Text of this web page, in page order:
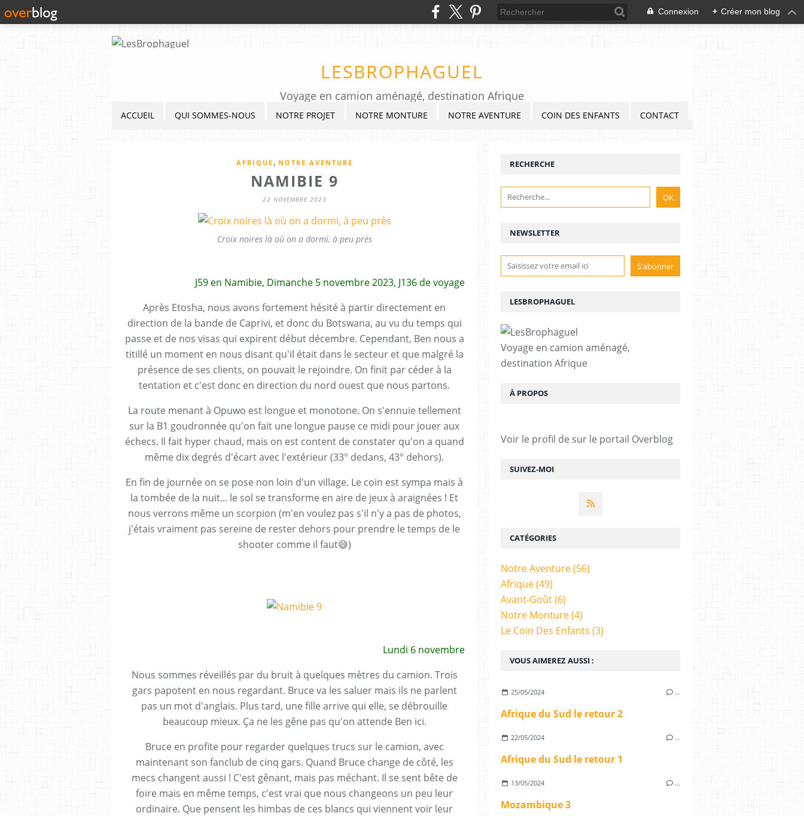
Connexion + Créer mon blog
LESBROPHAGUEL
Voyage en camion aménagé, destination Afrique
ACCUEIL QUI SOMMES-NOUS NOTRE PROJET NOTRE MONTURE NOTRE AVENTURE COIN DES ENFANTS CONTACT
AFRIQUE , NOTRE AVENTURE
NAMIBIE 9
22 NOVEMBRE 2023
Croix noires là où on a dormi, à peu près
J59 en Namibie, Dimanche 5 novembre 2023, J136 de voyage
Après Etosha, nous avons fortement hésité à partir directement en
direction de la bande de Caprivi, et donc du Botswana, au vu du temps qui
passe et de nos visas qui expirent début décembre. Cependant, Ben nous a
titillé un moment en nous disant qu'il était dans le secteur et que malgré la
présence de ses clients, on pouvait le rejoindre. On finit par céder à la
tentation et c'est donc en direction du nord ouest que nous partons.
La route menant à Opuwo est longue et monotone. On s'ennuie tellement
sur la B1 goudronnée qu'on fait une longue pause ce midi pour jouer aux
échecs. Il fait hyper chaud, mais on est content de constater qu'on a quand
même dix degrés d'écart avec l'extérieur (33° dedans, 43° dehors).
En fin de journée on se pose non loin d'un village. Le coin est sympa mais à
la tombée de la nuit... le sol se transforme en aire de jeux à araignées ! Et
nous verrons même un scorpion (m'en voulez pas s'il n'y a pas de photos,
j'étais vraiment pas sereine de rester dehors pour prendre le temps de le
shooter comme il faut😅)
Lundi 6 novembre
Nous sommes réveillés par du bruit à quelques mètres du camion. Trois
gars papotent en nous regardant. Bruce va les saluer mais ils ne parlent
pas un mot d'anglais. Plus tard, une fille arrive qui elle, se débrouille
beaucoup mieux. Ça ne les gêne pas qu'on attende Ben ici.
Bruce en profite pour regarder quelques trucs sur le camion, avec
maintenant son fanclub de cinq gars. Quand Bruce change de côté, les
mecs changent aussi ! C'est gênant, mais pas méchant. Il se sent bête de
foire mais en même temps, c'est vrai que nous changeons un peu leur
ordinaire. Que pensent les himbas de ces blancs qui viennent voir leur
NEWSLETTER
SUIVEZ-MOI
RECHERCHE
LESBROPHAGUEL
Voyage en camion aménagé,
destination Afrique
À PROPOS
Voir le profil de sur le portail Overblog
VOUS AIMEREZ AUSSI :
25/05/2024 …
Afrique du Sud le retour 2
22/05/2024 …
Afrique du Sud le retour 1
13/05/2024 …
Mozambique 3
CATÉGORIES
Notre Aventure(56)
Afrique(49)
Avant-Goût(6)
Notre Monture(4)
Le Coin Des Enfants (3)